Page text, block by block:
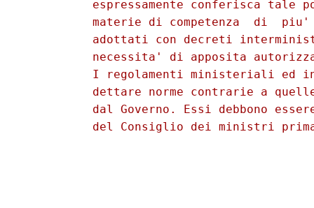
espressamente conferisca tale
materie di competenza  di
adottati con decreti
necessita' di apposita
I regolamenti ministeriali ed
dettare norme contrarie a
dal Governo. Essi debbono